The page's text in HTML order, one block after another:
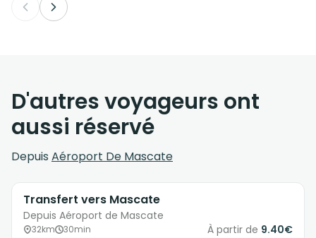
D'autres voyageurs ont
aussi réservé
Depuis Aéroport De Mascate
Transfert vers Mascate
Depuis Aéroport de Mascate
32km 30min À partir de 9.40€